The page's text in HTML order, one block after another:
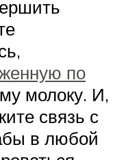
по
молоку. И,
связь с
в любой